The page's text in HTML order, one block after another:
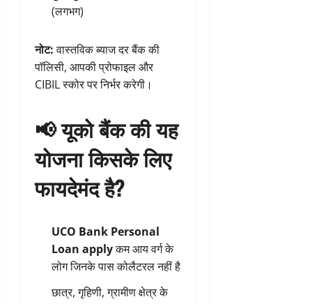
(लगभग)
नोट:वास्तविक ब्याज दर बैंक की
पॉलिसी, आपकी प्रोफाइल और
CIBIL स्कोर पर निर्भर करेगी।
📢यूको बैंक की यह
योजना किसके लिए
फायदेमंद है?
UCO Bank Personal
Loan applyकम आय वर्ग के
लोग जिनके पास कोलैटरल नहीं है
छात्र, गृहिणी, ग्रामीण क्षेत्र के